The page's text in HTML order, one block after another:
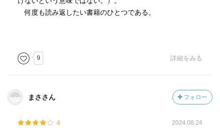
何度も読み返したい書籍のひとつである。
9 詳細をみる
まささん フォロー
4 2024.08.24